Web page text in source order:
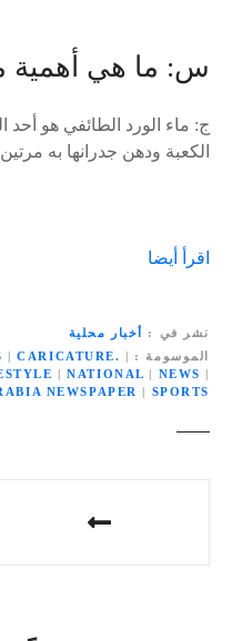
س: ما هي أهمية
ج: ماء الورد الطائفي هو أحد
الكعبة ودهن جدرانها به
اقرأ أيضا
نشر في
أخبار محلية
الموسومة
|CARICATURE. |
|NATIONAL | NEWS |
NEWSPAPER | SPORTS